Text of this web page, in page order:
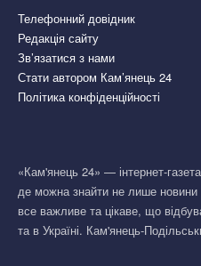
Телефонний довідник
Редакція сайту
Зв’язатися з нами
Стати автором Кам’янець 24
Політика конфіденційності
«Кам'янець 24» — інтернет-
де можна знайти не лише новини
все важливе та цікаве, що
та в Україні. Кам'янець-